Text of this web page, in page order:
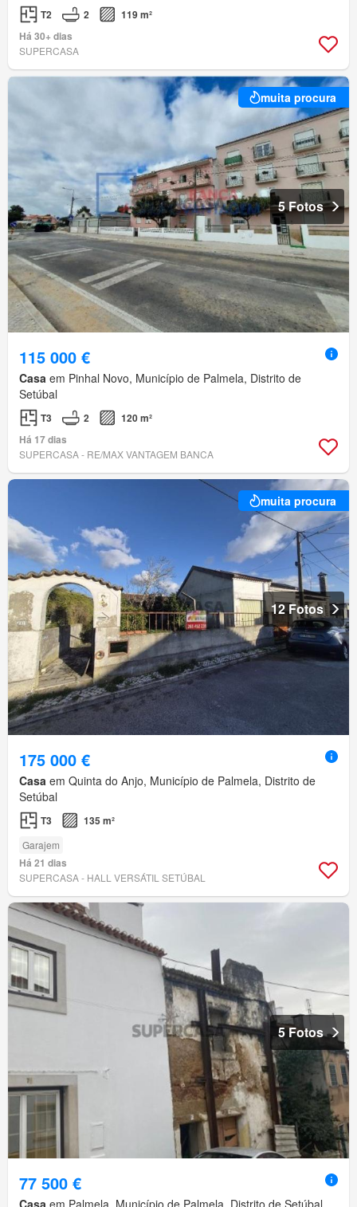
T2 2
119 m²
Há 30+ dias
SUPERCASA
muita procura
5 Fotos
115 000 €
Casa em Pinhal Novo, Município de Palmela, Distrito de
Setúbal
T3 2
120 m²
Há 17 dias
SUPERCASA - RE/MAX VANTAGEM BANCA
muita procura
12 Fotos
175 000 €
Casa em Quinta do Anjo, Município de Palmela, Distrito de
Setúbal
T3 135 m²
Garajem
Há 21 dias
SUPERCASA - HALL VERSÁTIL SETÚBAL
5 Fotos
77 500 €
Casa em Palmela, Município de Palmela, Distrito de Setúbal